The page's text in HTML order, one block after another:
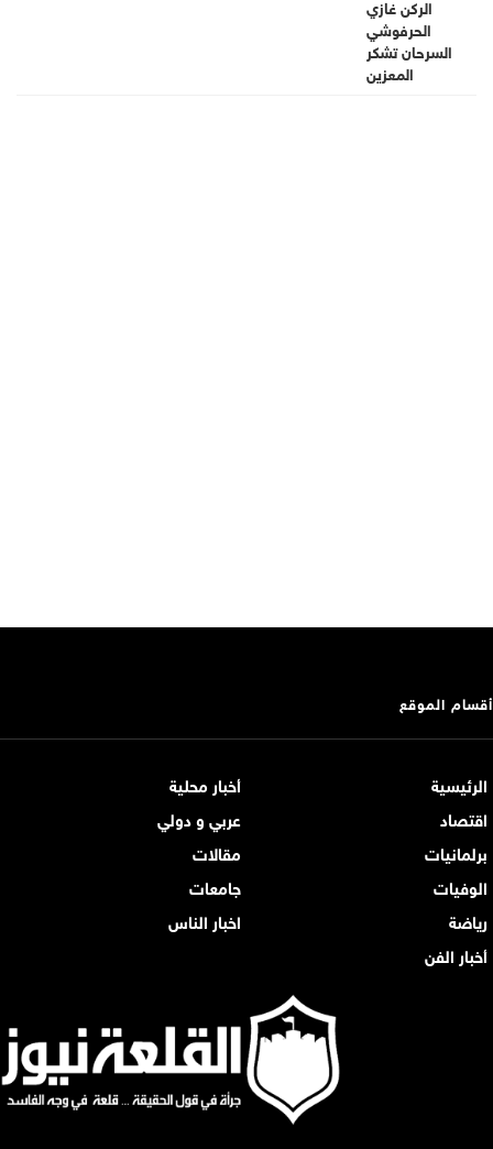
أقسام الموقع
الرئيسية
أخبار محلية
اقتصاد
عربي و دولي
برلمانيات
مقالات
الوفيات
جامعات
رياضة
اخبار الناس
أخبار الفن